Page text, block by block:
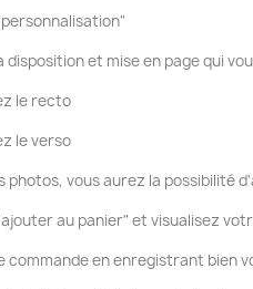
disposition et mise en page qui
le recto
le verso
photos, vous aurez la possibilité
au panier" et visualisez
commande en enregistrant bien